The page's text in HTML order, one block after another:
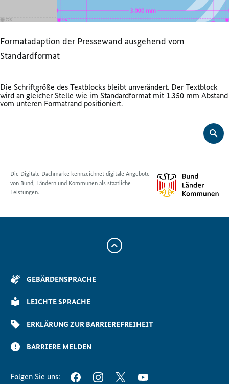
Formatadaption der Pressewand ausgehend vom
Standardformat
Die Schriftgröße des Textblocks bleibt unverändert. Der Textblock
wird an gleicher Stelle wie im Standardformat mit 1.350 mm Abstand
vom unteren Formatrand positioniert.
Die Digitale Dachmarke kennzeichnet digitale Angebote
von Bund, Ländern und Kommunen als staatliche
Leistungen.
Zum
GEBÄRDENSPRACHE
LEICHTE SPRACHE
ERKLÄRUNG ZUR BARRIEREFREIHEIT
BARRIERE MELDEN
Folgen Sie uns: FACEBOOKINSTAGRAM
TWITTERYOUTUBE